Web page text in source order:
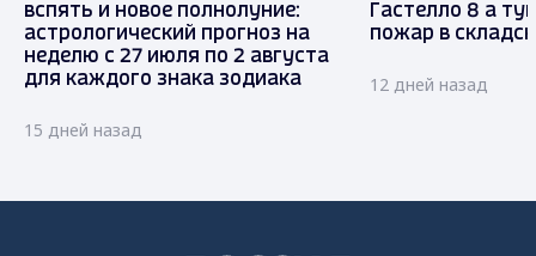
вспять и новое полнолуние:
астрологический прогноз на
неделю с 27 июля по 2 августа
для каждого знака зодиака
15 дней назад
Гастелло 8 а
пожар в
12 дней назад